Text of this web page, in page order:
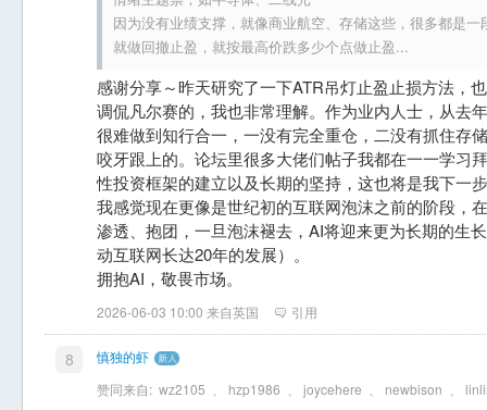
因为没有业绩支撑，就像商业航空、存储这些，很多都是
就做回撤止盈，就按最高价跌多少个点做止盈...
感谢分享～昨天研究了一下ATR吊灯止盈止损方法，
调侃凡尔赛的，我也非常理解。作为业内人士，从去
很难做到知行合一，一没有完全重仓，二没有抓住存
咬牙跟上的。论坛里很多大佬们帖子我都在一一学习
性投资框架的建立以及长期的坚持，这也将是我下一
我感觉现在更像是世纪初的互联网泡沫之前的阶段，
渗透、抱团，一旦泡沫褪去，AI将迎来更为长期的生
动互联网长达20年的发展）。
拥抱AI，敬畏市场。
2026-06-03 10:00 来自英国 引用
8
慎独的虾
赞同来自: wz2105 hzp1986 joycehere newbison